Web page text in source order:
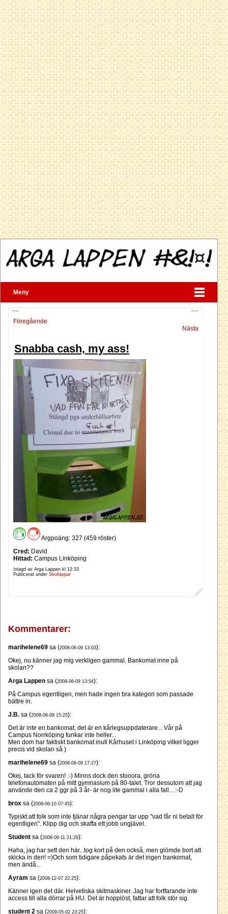
Meny
Föregående
Nästa
Snabba cash, my ass!
Argpoäng: 327 (459 röster)
Cred: David
Hittad: Campus Linköping
Inlagd av Arga Lappen kl 12:33
Publicerat under Skollappar
Kommentarer:
marihelene69 sa (2008-06-09 13:03):
Okej, nu känner jag mig verkligen gammal. Bankomat inne på
skolan??
Arga Lappen sa (2008-06-09 13:54):
På Campus egentligen, men hade ingen bra kategori som passade
bättre in.
J.B. sa (2008-06-09 15:25):
Det är inte en bankomat, det är en kårlegsuppdaterare... Vår på
Campus Norrköping funkar inte heller...
Men dom har faktiskt bankomat inuti Kårhuset i Linköping vilket ligger
precis vid skolan så )
marihelene69 sa (2008-06-09 17:27):
Okej, tack för svaren! :-) Minns dock den stooora, gröna
telefonautomaten på mitt gymnasium på 80-talet. Tror dessutom att jag
använde den ca 2 ggr på 3 år- är nog lite gammal i alla fall... :-D
brox sa (2008-06-10 07:45):
Typiskt att folk som inte tjänar några pengar tar upp "vad får ni betalt för
egentligen". Klipp dig och skaffa ett jobb ungjävel.
Student sa (2008-06-11 21:29):
Haha, jag har sett den här...tog kort på den också, men glömde bort att
skicka in den! =)Och som tidigare påpekats är det ingen bankomat,
men ändå...
Ayram sa (2008-12-07 22:25):
Känner igen det där. Helvetiska skitmaskiner. Jag har fortfarande inte
access till alla dörrar på HU. Det är hopplöst, fattar att folk stör sig.
student 2 sa (2009-05-02 23:25):